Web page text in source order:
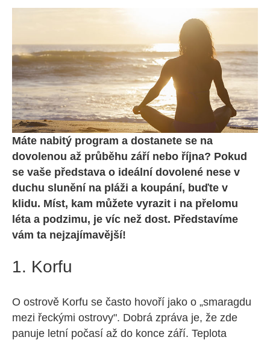
Máte nabitý program a dostanete se na
dovolenou až průběhu září nebo října? Pokud
se vaše představa o ideální dovolené nese v
duchu slunění na pláži a koupání, buďte v
klidu. Míst, kam můžete vyrazit i na přelomu
léta a podzimu, je víc než dost. Představíme
vám ta nejzajímavější!
1. Korfu
O ostrově Korfu se často hovoří jako o „smaragdu
mezi řeckými ostrovy". Dobrá zpráva je, že zde
panuje letní počasí až do konce září. Teplota